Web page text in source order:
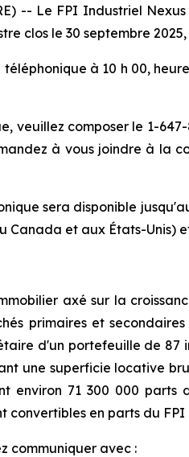
-- Le FPI Industriel
clos le 30 septembre
à 10 h 00,
veuillez composer le 1-
à vous joindre à la
sera disponible
Canada et aux États-Unis)
axé sur la
primaires et
d'un portefeuille de
une superficie locative
environ 71 300 000
en parts du
communiquer avec :